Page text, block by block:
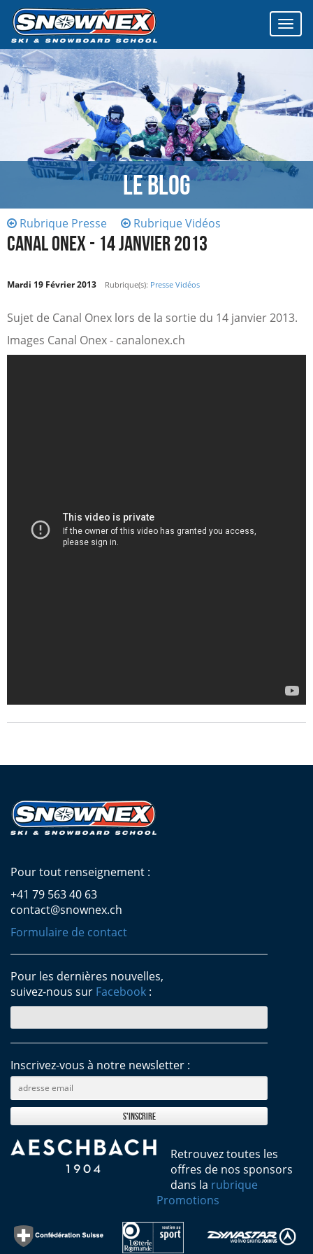
Le Blog
Rubrique Presse Rubrique Vidéos
CANAL ONEX - 14 JANVIER 2013
Mardi 19 Février 2013 Rubrique(s): Presse Vidéos
Sujet de Canal Onex lors de la sortie du 14 janvier 2013.
Images Canal Onex - canalonex.ch
Pour tout renseignement :
+41 79 563 40 63
contact@snownex.ch
Formulaire de contact
Pour les dernières nouvelles,
suivez-nous sur Facebook :
Inscrivez-vous à notre newsletter :
Retrouvez toutes les
offres de nos sponsors
dans la rubrique
Promotions